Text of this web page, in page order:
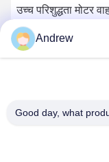
उच्च परिशुद्धता मोटर
ट्यूबिंग, कैंषफ़्ट विशेष
स्टील पाइप
सबसे अच्छी
Andrew
Good day, what